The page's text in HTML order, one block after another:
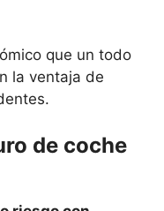
que un todo
la ventaja de
de coche